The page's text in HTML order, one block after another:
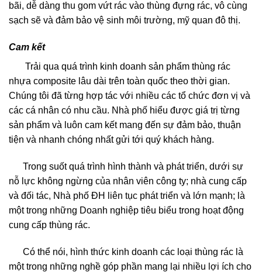
bãi, dễ dàng thu gom vứt rác vào thùng đựng rác, vô cùng
sạch sẽ và đảm bảo vệ sinh môi trường, mỹ quan đô thị.
Cam kết
Trải qua quá trình kinh doanh sản phẩm thùng rác
nhựa composite lâu dài trên toàn quốc theo thời gian.
Chúng tôi đã từng hợp tác với nhiều các tổ chức đơn vị và
các cá nhân có nhu cầu. Nhà phố hiểu được giá trị từng
sản phẩm và luôn cam kết mang đến sự đảm bảo, thuận
tiện và nhanh chóng nhất gửi tới quý khách hàng.
Trong suốt quá trình hình thành và phát triển, dưới sự
nỗ lực không ngừng của nhân viên công ty; nhà cung cấp
và đối tác, Nhà phố ĐH liên tục phát triển và lớn mạnh; là
một trong những Doanh nghiệp tiêu biểu trong hoạt động
cung cấp thùng rác.
Có thể nói, hình thức kinh doanh các loại thùng rác là
một trong những nghề góp phần mang lại nhiều lợi ích cho